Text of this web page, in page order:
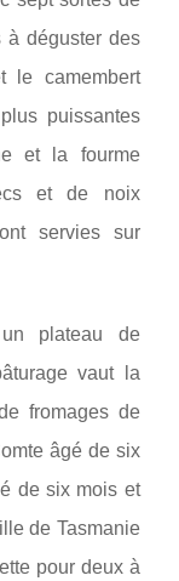
à déguster des
le camembert
puissantes
et la fourme
et de noix
servies sur
plateau de
vaut la
fromages de
âgé de six
de six mois et
de Tasmanie
pour deux à